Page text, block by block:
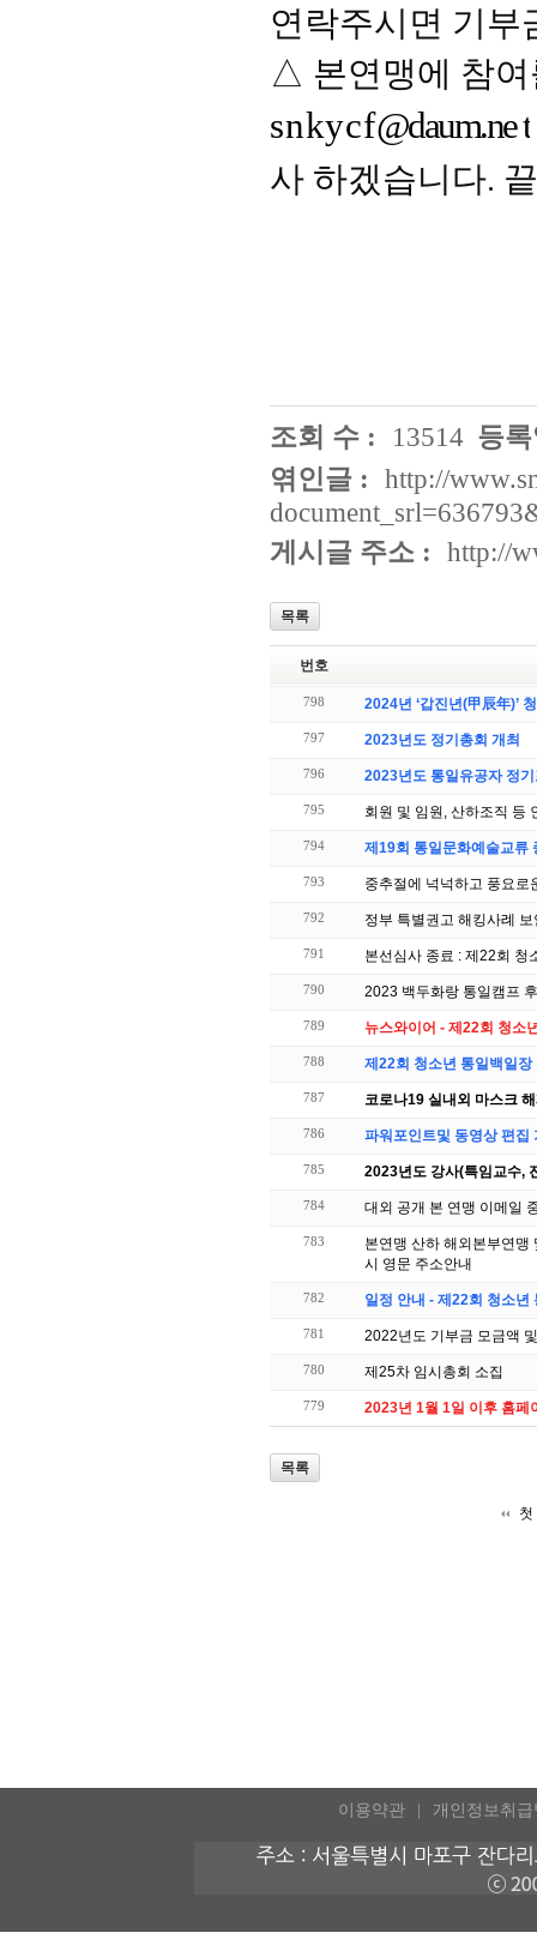
연락주시면 기부
snkycf@daum.ne t
사 하겠습니다.
조회 수 : 13514 등
엮인글 : http://
게시글 주소 : http://
목록
번호
798 2024년 ‘갑진년(甲辰年)’
797 2023년도 정기총회 개최
796 2023년도 통일유공자 정
795 회원 및 임원, 산하조직 등
794 제19회 통일문화예술교류
793 중추절에 넉넉하고 풍요로
792 정부 특별권고 해킹사례
791 본선심사 종료 : 제22회 청
790 2023 백두화랑 통일캠프
789 뉴스와이어 - 제22회 청소
788 제22회 청소년 통일백일장
787 코로나19 실내외 마스크
786 파워포인트및 동영상 편집
785 2023년도 강사(특임교수,
784 대외 공개 본 연맹 이메일
783
본연맹 산하 해외본부연맹 및
시 영문 주소안내
782 일정 안내 - 제22회 청소년
781 2022년도 기부금 모금액
780 제25차 임시총회 소집
779
목록
첫
이용약관 개인정보취급